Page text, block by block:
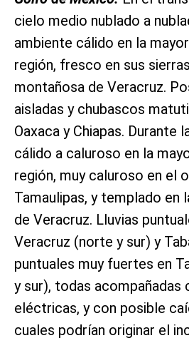
cielo medio nublado a
ambiente cálido en la
región, fresco en sus
montañosa de Veracruz.
aisladas y chubascos
Oaxaca y Chiapas. Durante
cálido a caluroso en la
región, muy caluroso en el
Tamaulipas, y templado en
de Veracruz. Lluvias
Veracruz (norte y sur) y
puntuales muy fuertes en
y sur), todas acompañadas
eléctricas, y con posible
cuales podrían originar el